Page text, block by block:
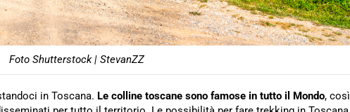
Foto Shutterstock | StevanZZ
in Toscana. Le colline toscane sono famose in tutto il Mondo, così